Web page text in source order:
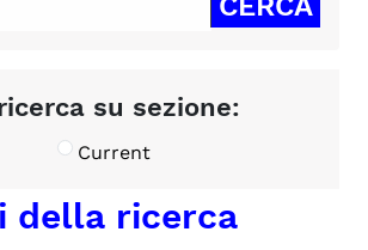
su sezione:
Current
della ricerca